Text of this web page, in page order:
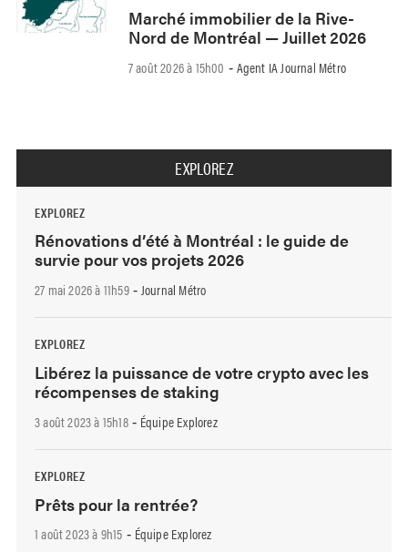
Marché immobilier de la Rive-
Nord de Montréal — Juillet 2026
7 août 2026 à 15h00 - Agent IA Journal Métro
EXPLOREZ
EXPLOREZ
Rénovations d’été à Montréal : le guide de
survie pour vos projets 2026
27 mai 2026 à 11h59- Journal Métro
EXPLOREZ
Libérez la puissance de votre crypto avec les
récompenses de staking
3 août 2023 à 15h18- Équipe Explorez
EXPLOREZ
Prêts pour la rentrée?
1 août 2023 à 9h15 - Équipe Explorez